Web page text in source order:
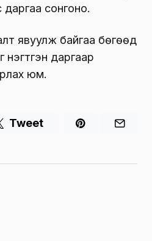
сонгоно.
явуулж байгаа бөгөөд
нэгтгэн даргаар
юм.
Tweet